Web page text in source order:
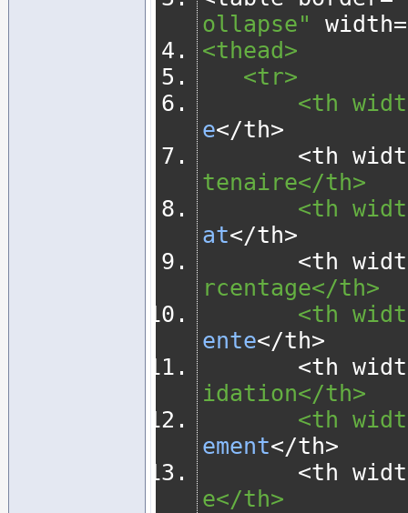
ollapse"
width=
<thead>
   <tr>
<th
e</th>
<th
tenaire</th>
<th
at</th>
<th
rcentage</th>
<th
ente</th>
<th
idation</th>
<th
ement</th>
<th
e</th>